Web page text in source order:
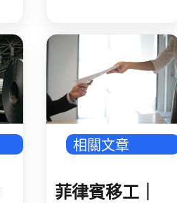
錄無下架期限
永久公開
相關文章
菲律賓移工｜